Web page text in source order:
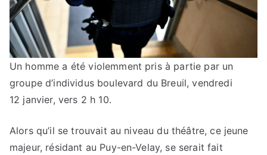
Un homme a été violemment pris à partie par un
groupe d’individus boulevard du Breuil, vendredi
12 janvier, vers 2 h 10.
Alors qu’il se trouvait au niveau du théâtre, ce jeune
majeur, résidant au Puy-en-Velay, se serait fait